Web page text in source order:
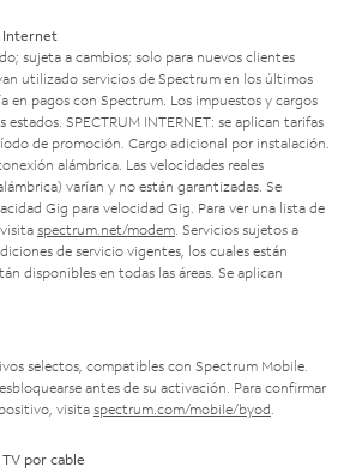
Internet
sujeta a cambios; solo para nuevos clientes
utilizado servicios de Spectrum en los últimos
en pagos con Spectrum. Los impuestos y cargos
estados. SPECTRUM INTERNET: se aplican tarifas
de promoción. Cargo adicional por instalación.
alámbrica. Las velocidades reales
varían y no están garantizadas. Se
Gig para velocidad Gig. Para ver una lista de
spectrum.net/modem . Servicios sujetos a
de servicio vigentes, los cuales están
disponibles en todas las áreas. Se aplican
selectos, compatibles con Spectrum Mobile.
antes de su activación. Para confirmar
visita spectrum.com/mobile/byod
por cable